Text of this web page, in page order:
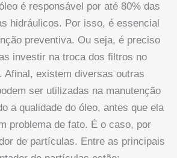
é responsável por até 80% das
hidráulicos. Por isso, é essencial
preventiva. Ou seja, é preciso
investir na troca dos filtros no
Afinal, existem diversas outras
ser utilizadas na manutenção
a qualidade do óleo, antes que ela
problema de fato. É o caso, por
de partículas. Entre as principais